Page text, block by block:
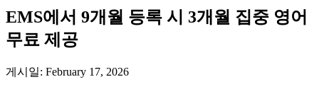
EMS에서 9개월 등록 시 3개월 집중 영어
무료 제공
게시일: February 17, 2026